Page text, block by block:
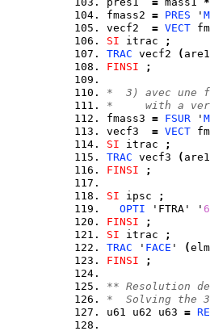
fmass2 = PRES '
vecf2 = VECT
SI itrac
;
TRAC vecf2 (
FINSI
;
*  3) avec une
*     with a
fmass3 = FSUR '
vecf3 = VECT
SI itrac
;
TRAC vecf3 (
FINSI
;
SI ipsc
;
OPTI 'FTRA' ' 6
FINSI
;
SI itrac
;
TRAC ' FACE ' (
FINSI
;
** Resolution
*  Solving the
u61 u62 u63 =